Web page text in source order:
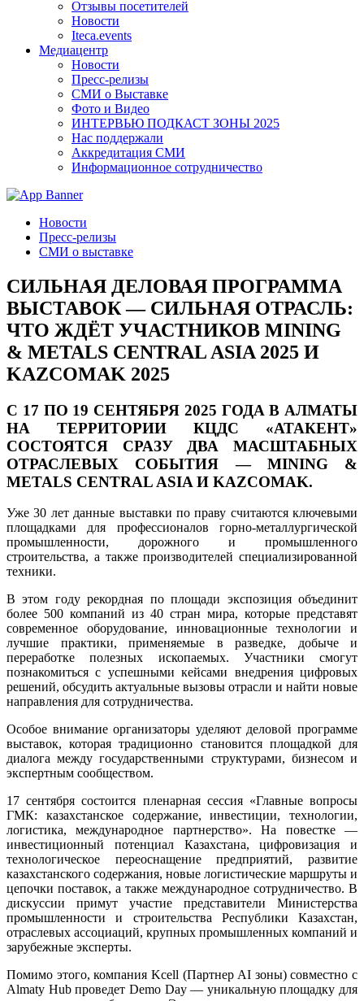
Отзывы посетителей
Новости
Iteca.events
Медиацентр
Новости
Пресс-релизы
СМИ о Выставке
Фото и Видео
ИНТЕРВЬЮ ПОДКАСТ ЗОНЫ 2025
Нас поддержали
Аккредитация СМИ
Информационное сотрудничество
Новости
Пресс-релизы
СМИ о выставке
СИЛЬНАЯ ДЕЛОВАЯ ПРОГРАММА
ВЫСТАВОК — СИЛЬНАЯ ОТРАСЛЬ:
ЧТО ЖДЁТ УЧАСТНИКОВ MINING
& METALS CENTRAL ASIA 2025 И
KAZCOMAK 2025
С 17 ПО 19 СЕНТЯБРЯ 2025 ГОДА В АЛМАТЫ
НА ТЕРРИТОРИИ КЦДС «АТАКЕНТ»
СОСТОЯТСЯ СРАЗУ ДВА МАСШТАБНЫХ
ОТРАСЛЕВЫХ СОБЫТИЯ — MINING &
METALS CENTRAL ASIA И KAZCOMAK.
Уже 30 лет данные выставки по праву считаются ключевыми
площадками для профессионалов горно-металлургической
промышленности, дорожного и промышленного
строительства, а также производителей специализированной
техники.
В этом году рекордная по площади экспозиция объединит
более 500 компаний из 40 стран мира, которые представят
современное оборудование, инновационные технологии и
лучшие практики, применяемые в разведке, добыче и
переработке полезных ископаемых. Участники смогут
познакомиться с успешными кейсами внедрения цифровых
решений, обсудить актуальные вызовы отрасли и найти новые
направления для сотрудничества.
Особое внимание организаторы уделяют деловой программе
выставок, которая традиционно становится площадкой для
диалога между государственными структурами, бизнесом и
экспертным сообществом.
17 сентября состоится пленарная сессия «Главные вопросы
ГМК: казахстанское содержание, инвестиции, технологии,
логистика, международное партнерство». На повестке —
инвестиционный потенциал Казахстана, цифровизация и
технологическое переоснащение предприятий, развитие
казахстанского содержания, новые логистические маршруты и
цепочки поставок, а также международное сотрудничество. В
дискуссии примут участие представители Министерства
промышленности и строительства Республики Казахстан,
отраслевых ассоциаций, крупных промышленных компаний и
зарубежные эксперты.
Помимо этого, компания Kcell (Партнер AI зоны) совместно с
Almaty Hub проведет Demo Day — уникальную площадку для